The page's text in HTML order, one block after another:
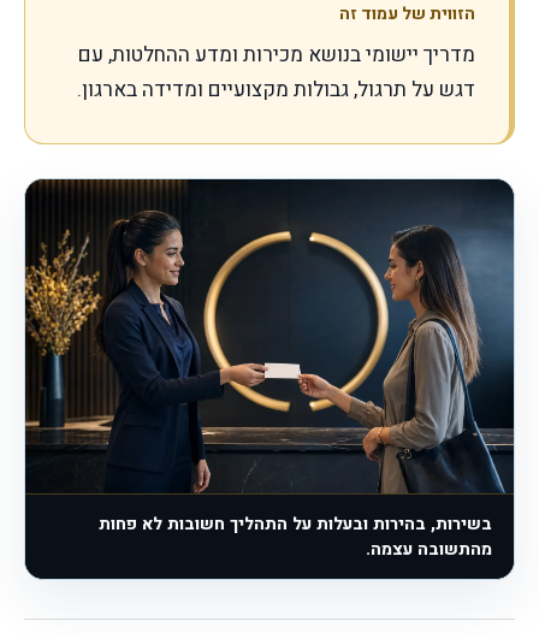
הזווית של עמוד זה
מדריך יישומי בנושא מכירות ומדע ההחלטות, עם
דגש על תרגול, גבולות מקצועיים ומדידה בארגון.
בשירות, בהירות ובעלות על התהליך חשובות לא פחות
מהתשובה עצמה.